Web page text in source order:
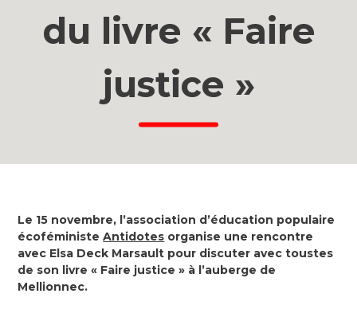
du livre « Faire
justice »
Le 15 novembre, l’association d’éducation populaire
écoféministeAntidotes organise une rencontre
avec Elsa Deck Marsault pour discuter avec toustes
de son livre « Faire justice » à l’auberge de
Mellionnec.